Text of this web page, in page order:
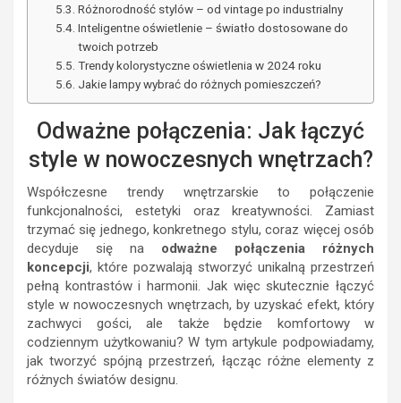
Różnorodność stylów – od vintage po industrialny
Inteligentne oświetlenie – światło dostosowane do
twoich potrzeb
Trendy kolorystyczne oświetlenia w 2024 roku
Jakie lampy wybrać do różnych pomieszczeń?
Odważne połączenia: Jak łączyć
style w nowoczesnych wnętrzach?
Współczesne trendy wnętrzarskie to połączenie
funkcjonalności, estetyki oraz kreatywności. Zamiast
trzymać się jednego, konkretnego stylu, coraz więcej osób
decyduje się na odważne połączenia różnych
koncepcji, które pozwalają stworzyć unikalną przestrzeń
pełną kontrastów i harmonii. Jak więc skutecznie łączyć
style w nowoczesnych wnętrzach, by uzyskać efekt, który
zachwyci gości, ale także będzie komfortowy w
codziennym użytkowaniu? W tym artykule podpowiadamy,
jak tworzyć spójną przestrzeń, łącząc różne elementy z
różnych światów designu.